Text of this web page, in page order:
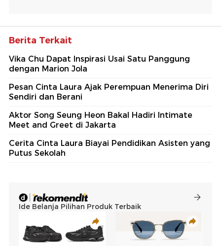
Berita Terkait
Vika Chu Dapat Inspirasi Usai Satu Panggung
dengan Marion Jola
Pesan Cinta Laura Ajak Perempuan Menerima Diri
Sendiri dan Berani
Aktor Song Seung Heon Bakal Hadiri Intimate
Meet and Greet di Jakarta
Cerita Cinta Laura Biayai Pendidikan Asisten yang
Putus Sekolah